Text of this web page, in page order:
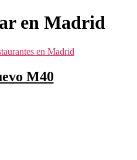
en Madrid
Categoríasen Madrid
M40